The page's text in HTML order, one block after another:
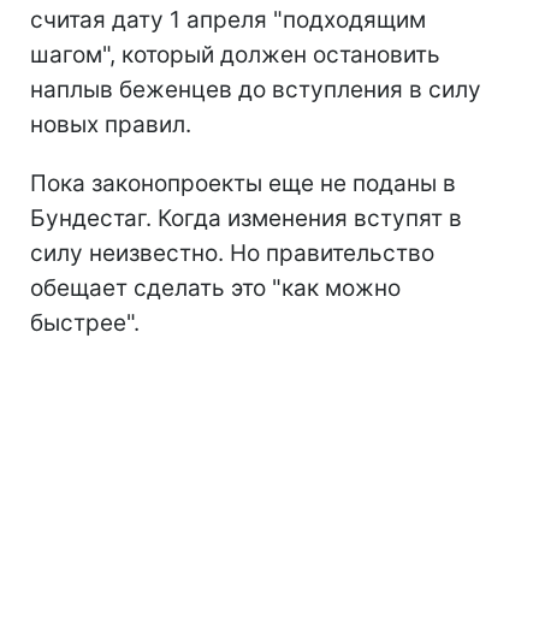
считая дату 1 апреля "подходящим
шагом", который должен остановить
наплыв беженцев до вступления в силу
новых правил.
Пока законопроекты еще не поданы в
Бундестаг. Когда изменения вступят в
силу неизвестно. Но правительство
обещает сделать это "как можно
быстрее".